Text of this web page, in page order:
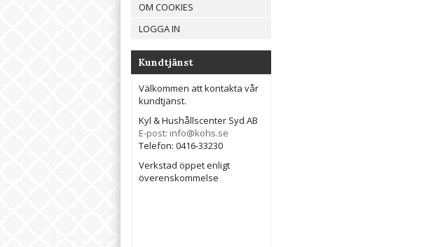
OM COOKIES
LOGGA IN
Kundtjänst
Välkommen att kontakta vår
kundtjänst.
Kyl & Hushållscenter Syd AB
E-post: info@kohs.se
Telefon: 0416-33230
Verkstad öppet enligt
överenskommelse